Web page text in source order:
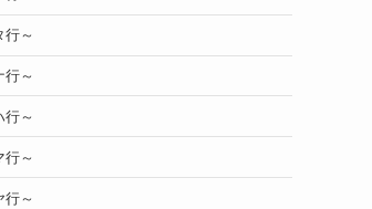
行～
行～
行～
行～
行～